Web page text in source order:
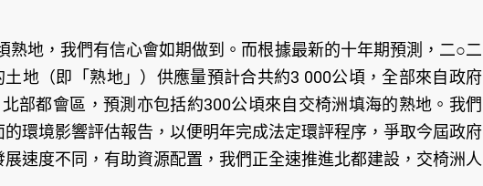
地，我們有信心會如期做到。而根據最新的十年期預測，二○二
地（即「熟地」）供應量預計合共約3 000公頃，全部來自政府
部都會區，預測亦包括約300公頃來自交椅洲填海的熟地。我們
環境影響評估報告，以便明年完成法定環評程序，爭取今屆政府
速度不同，有助資源配置，我們正全速推進北都建設，交椅洲人